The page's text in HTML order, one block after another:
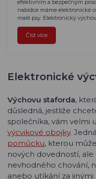
efektivním a bezpečným
nabídce máme elektronické
malé psy. Elektronický
Číst více
Elektronické
Výchovu staforda,
důsledná, jestliže
společníka, vám velmi
výcvikové obojky.
pomůcku, kterou
nových dovedností,
nevhodného chování,
anebo utíkání za jinými